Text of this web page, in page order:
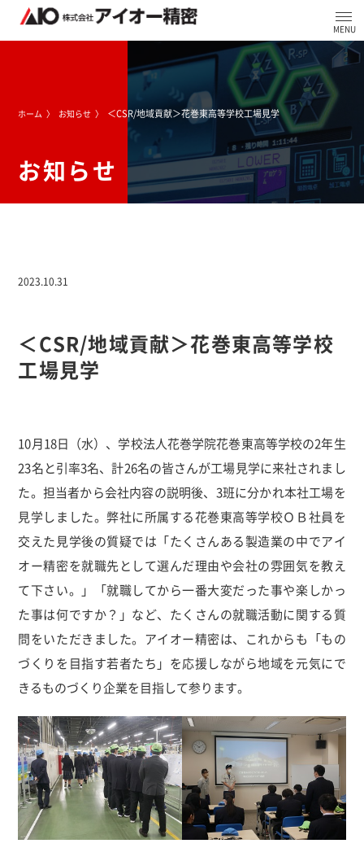
ホーム お知らせ ＜CSR/地域貢献＞花巻東高等学校工場見学
お知らせ
2023.10.31
＜CSR/地域貢献＞花巻東高等学校
工場見学
10月18日（水）、学校法人花巻学院花巻東高等学校の2年生
23名と引率3名、計26名の皆さんが工場見学に来社されまし
た。担当者から会社内容の説明後、3班に分かれ本社工場を
見学しました。弊社に所属する花巻東高等学校ＯＢ社員を
交えた見学後の質疑では「たくさんある製造業の中でアイ
オー精密を就職先として選んだ理由や会社の雰囲気を教え
て下さい。」「就職してから一番大変だった事や楽しかっ
た事は何ですか？」など、たくさんの就職活動に関する質
問をいただきました。アイオー精密は、これからも「もの
づくりを目指す若者たち」を応援しながら地域を元気にで
きるものづくり企業を目指して参ります。